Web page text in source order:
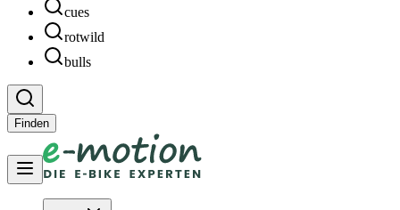
cues
rotwild
bulls
Finden